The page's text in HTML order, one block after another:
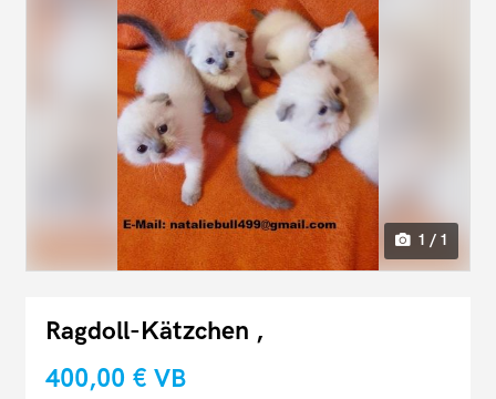
1 / 1
Ragdoll-Kätzchen ,
400,00 € VB